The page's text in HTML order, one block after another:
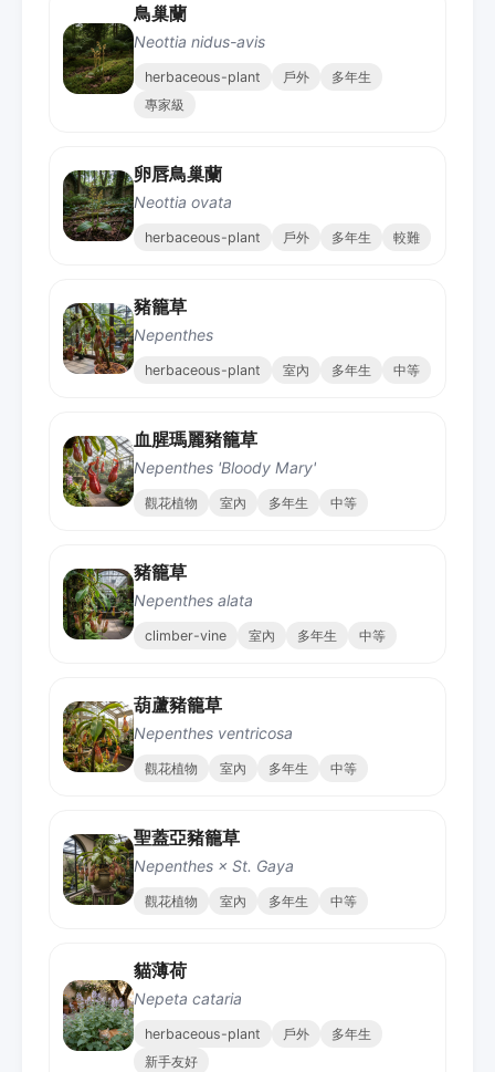
鳥巢蘭
Neottia nidus-avis
herbaceous-plant 戶外
多年生
專家級
卵唇鳥巢蘭
Neottia ovata
herbaceous-plant 戶外 多年生 較難
豬籠草
Nepenthes
herbaceous-plant 室內 多年生 中等
血腥瑪麗豬籠草
Nepenthes 'Bloody Mary'
觀花植物 室內 多年生 中等
豬籠草
Nepenthes alata
climber-vine 室內 多年生 中等
葫蘆豬籠草
Nepenthes ventricosa
觀花植物 室內 多年生 中等
聖蓋亞豬籠草
Nepenthes × St. Gaya
觀花植物 室內 多年生 中等
貓薄荷
Nepeta cataria
herbaceous-plant 戶外
多年生
新手友好